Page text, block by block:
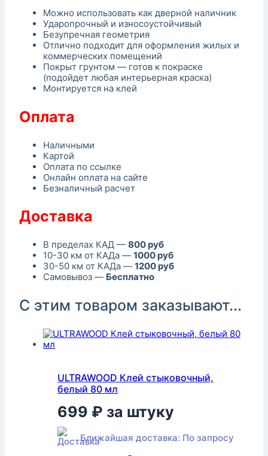
Можно использовать как дверной наличник
Ударопрочный и износоустойчивый
Безупречная геометрия
Отлично подходит для оформления жилых и
коммерческих помещений
Покрыт грунтом — готов к покраске
(подойдет любая интерьерная краска)
Монтируется на клей
Оплата
Наличными
Картой
Оплата по ссылке
Онлайн оплата на сайте
Безналичный расчет
Доставка
В пределах КАД — 800 руб
10-30 км от КАДа — 1000 руб
30-50 км от КАДа — 1200 руб
Самовывоз — Бесплатно
С этим товаром заказывают...
ULTRAWOOD Клей стыковочный,
белый 80 мл
699 ₽ за штуку
Ближайшая доставка: По запросу